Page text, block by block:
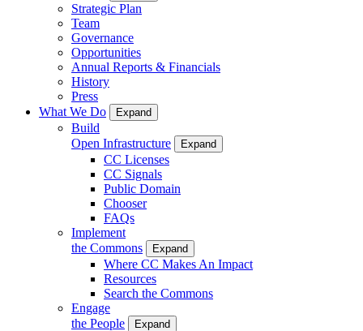
Strategic Plan
Team
Governance
Opportunities
Annual Reports & Financials
History
Press
What We Do
Expand
Build
Open Infrastructure
Expand
CC Licenses
CC Signals
Public Domain
Chooser
FAQs
Implement
the Commons
Expand
Where CC Makes An Impact
Resources
Search the Commons
Engage
the People
Expand